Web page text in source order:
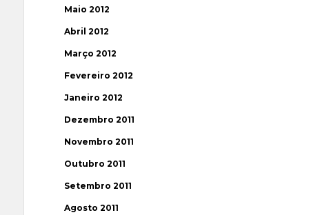
Maio 2012
Abril 2012
Março 2012
Fevereiro 2012
Janeiro 2012
Dezembro 2011
Novembro 2011
Outubro 2011
Setembro 2011
Agosto 2011